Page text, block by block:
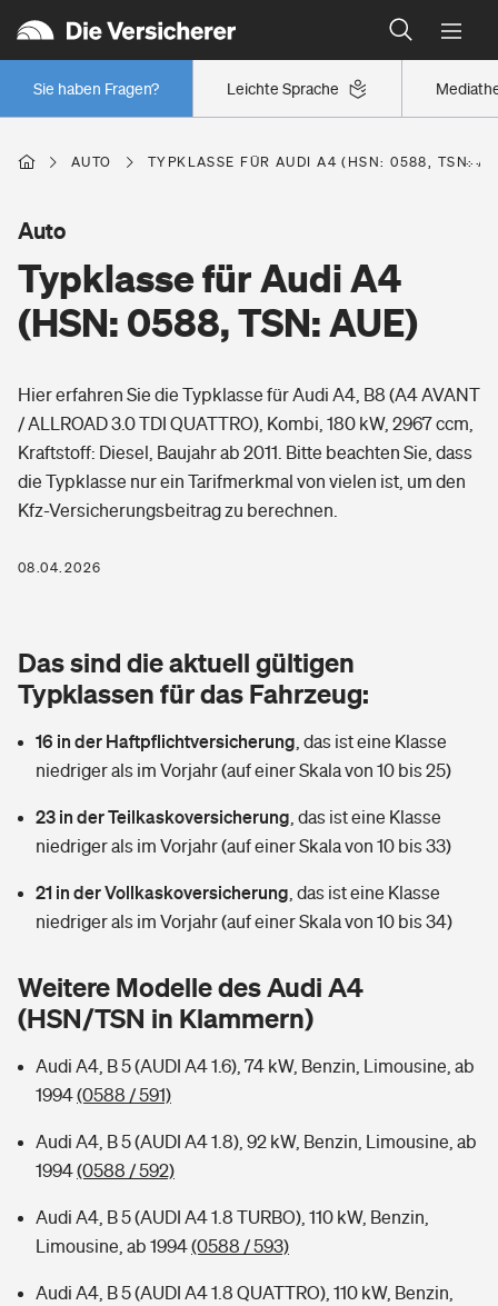
Leichte Sprache
Sie haben Fragen?
Wer versichert was: Jetzt Versicherer finden
Regionalklassen: So ist Ihre Region eingestuft
Wer versichert was: Jetzt Versicherer finden
Berufsunfähigkeitsversicherung
Erwerbsunfähigkeitsversicherung
Grundfähigkeitsversicherung
Arbeitsrechtsschutz
Berufshaftpflichtversicherung
Zur Übersicht
Tools
Wer versichert was: Jetzt Versicherer finden
Sie haben Fragen?
Wohnen
Elementarversicherung
Glasversicherung
Mietkautionsversicherung
Restkreditversicherung
Zur Übersicht
Tools
Wer versichert was: Jetzt Versicherer finden
Sie haben Fragen?
Freizeit
Pri­vate Haft­pflicht­
Kinderunfall­ver­si­che­rung
Kinderinvalidität
Reiseversicherung
Pferdehalter-Haftpflicht
Handyversicherung
Musikinstrumentenversicherung
Zur Übersicht
Tools
Gesundheit
Private Krankenversicherung
Dread-Disease-Versicherung
Tierkrankenversicherung
Sie haben Fragen?
Rentenrechner: Wie viel Geld bekomme ich im Alter?
AUTO TYPKLASSE FÜR AUDI A4 (HSN: 0588, TSN:
Typklasse für Audi A4
(HSN: 0588, TSN: AUE)
Auto
Hier erfahren Sie die Typklasse für Audi A4, B8 (A4 AVANT
/ ALLROAD 3.0 TDI QUATTRO), Kombi, 180 kW, 2967 ccm,
Kraftstoff: Diesel, Baujahr ab 2011. Bitte beachten Sie, dass
die Typklasse nur ein Tarifmerkmal von vielen ist, um den
Kfz-Versicherungsbeitrag zu berechnen.
08.04.2026
Das sind die aktuell gültigen
Typklassen für das Fahrzeug:
16 in der Haftpflichtversicherung das ist eine Klasse
niedriger als im Vorjahr (auf einer Skala von 10 bis 25)
23 in der Teilkaskoversicherung das ist eine Klasse
niedriger als im Vorjahr (auf einer Skala von 10 bis 33)
21 in der Vollkaskoversicherung das ist eine Klasse
niedriger als im Vorjahr (auf einer Skala von 10 bis 34)
Weitere Modelle des Audi A4
(HSN/TSN in Klammern)
Audi A4, B 5 (AUDI A4 1.6), 74 kW, Benzin, Limousine, ab
1994(0588 / 591)
Audi A4, B 5 (AUDI A4 1.8), 92 kW, Benzin, Limousine, ab
1994(0588 / 592)
Audi A4, B 5 (AUDI A4 1.8 TURBO), 110 kW, Benzin,
Limousine, ab 1994(0588 / 593)
Audi A4, B 5 (AUDI A4 1.8 QUATTRO), 110 kW, Benzin,